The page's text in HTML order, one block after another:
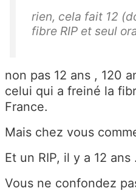
rien, cela fait 12
fibre RIP et seul
non pas 12 ans , 120
celui qui a freiné la
France.
Mais chez vous
Et un RIP, il y a 12 ans
Vous ne confondez